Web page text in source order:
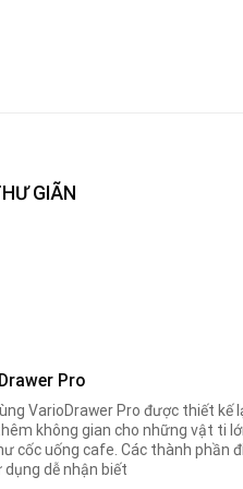
GIÃN
Pro
VarioDrawer Pro được thiết kế
không gian cho những vật ti
cốc uống cafe. Các thành phần
dễ nhận biết